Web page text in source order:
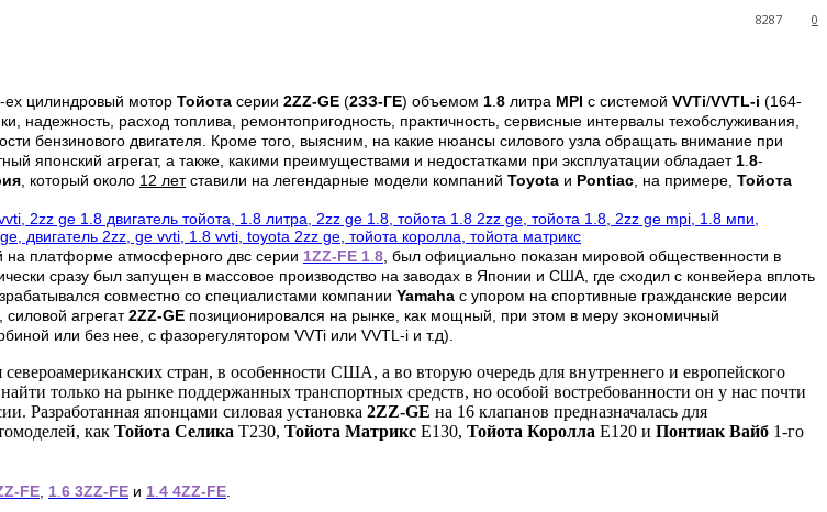
0
8287
ех цилиндровый мотор Тойота серии 2ZZ-GE (2ЗЗ-ГЕ) объемом 1 8 литра MPI с системой VVTi/VVTL-i (164-
надежность, расход топлива, ремонтопригодность, практичность, сервисные интервалы техобслуживания,
бензинового двигателя. Кроме того, выясним, на какие нюансы силового узла обращать внимание при
японский агрегат, а также, какими преимуществами и недостатками при эксплуатации обладает 1 8-
, который около 12 летставили на легендарные модели компаний Toyota и Pontiac , на примере, Тойота
на платформе атмосферного двс серии 1ZZ-FE 1 8 , был официально показан мировой общественности в
сразу был запущен в массовое производство на заводах в Японии и США, где сходил с конвейера вплоть
совместно со специалистами компании Yamaha с упором на спортивные гражданские версии
, силовой агрегат2ZZ-GE позиционировался на рынке, как мощный, при этом в меру экономичный
или без нее, с фазорегулятором VVTi или VVTL-i и т.д).
североамериканских стран, в особенности США, а во вторую очередь для внутреннего и европейского
только на рынке поддержанных транспортных средств, но особой востребованности он у нас почти
Разработанная японцами силовая установка 2ZZ-GE на 16 клапанов предназначалась для
как Тойота Селика Т230, Тойота Матрикс Е130, Тойота Королла Е120 и Понтиак Вайб 1-го
1 6 3ZZ‑FE и 1 4 4ZZ‑FE